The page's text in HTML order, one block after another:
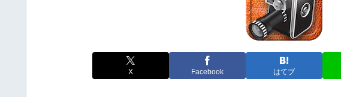
X Facebook はてブ